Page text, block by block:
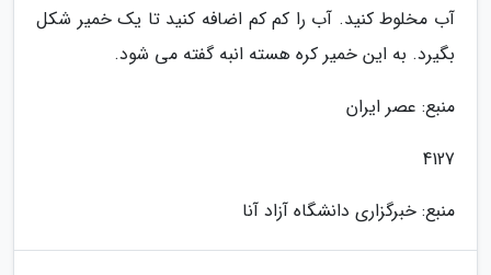
آب مخلوط کنید. آب را کم کم اضافه کنید تا یک خمیر شکل
بگیرد. به این خمیر کره هسته انبه گفته می شود.
منبع: عصر ایران
4127
منبع: خبرگزاری دانشگاه آزاد آنا